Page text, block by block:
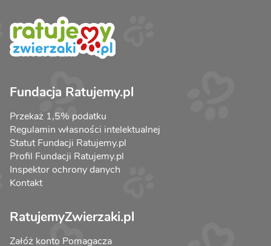
Fundacja Ratujemy.pl
Przekaż 1,5% podatku
Regulamin własności intelektualnej
Statut Fundacji Ratujemy.pl
Profil Fundacji Ratujemy.pl
Inspektor ochrony danych
Kontakt
RatujemyZwierzaki.pl
Załóż konto Pomagacza